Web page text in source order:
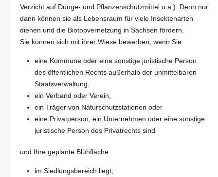
Verzicht auf Dünge- und Pflanzenschutzmittel u.a.). Denn nur
dann können sie als Lebensraum für viele Insektenarten
dienen und die Biotopvernetzung in Sachsen fördern.
Sie können sich mit ihrer Wiese bewerben, wenn Sie
eine Kommune oder eine sonstige juristische Person
des öffentlichen Rechts außerhalb der unmittelbaren
Staatsverwaltung,
ein Verband oder Verein,
ein Träger von Naturschutzstationen oder
eine Privatperson, ein Unternehmen oder eine sonstige
juristische Person des Privatrechts sind
und Ihre geplante Blühfläche
im Siedlungsbereich liegt,